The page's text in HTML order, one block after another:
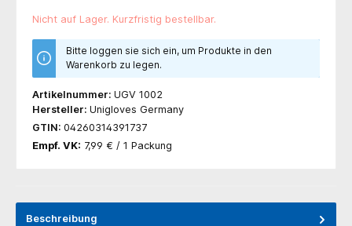
Nicht auf Lager. Kurzfristig bestellbar.
Bitte loggen sie sich ein, um Produkte in den
Warenkorb zu legen.
Artikelnummer: UGV 1002
Hersteller: Unigloves Germany
GTIN: 04260314391737
Empf. VK: 7,99 € / 1 Packung
Beschreibung